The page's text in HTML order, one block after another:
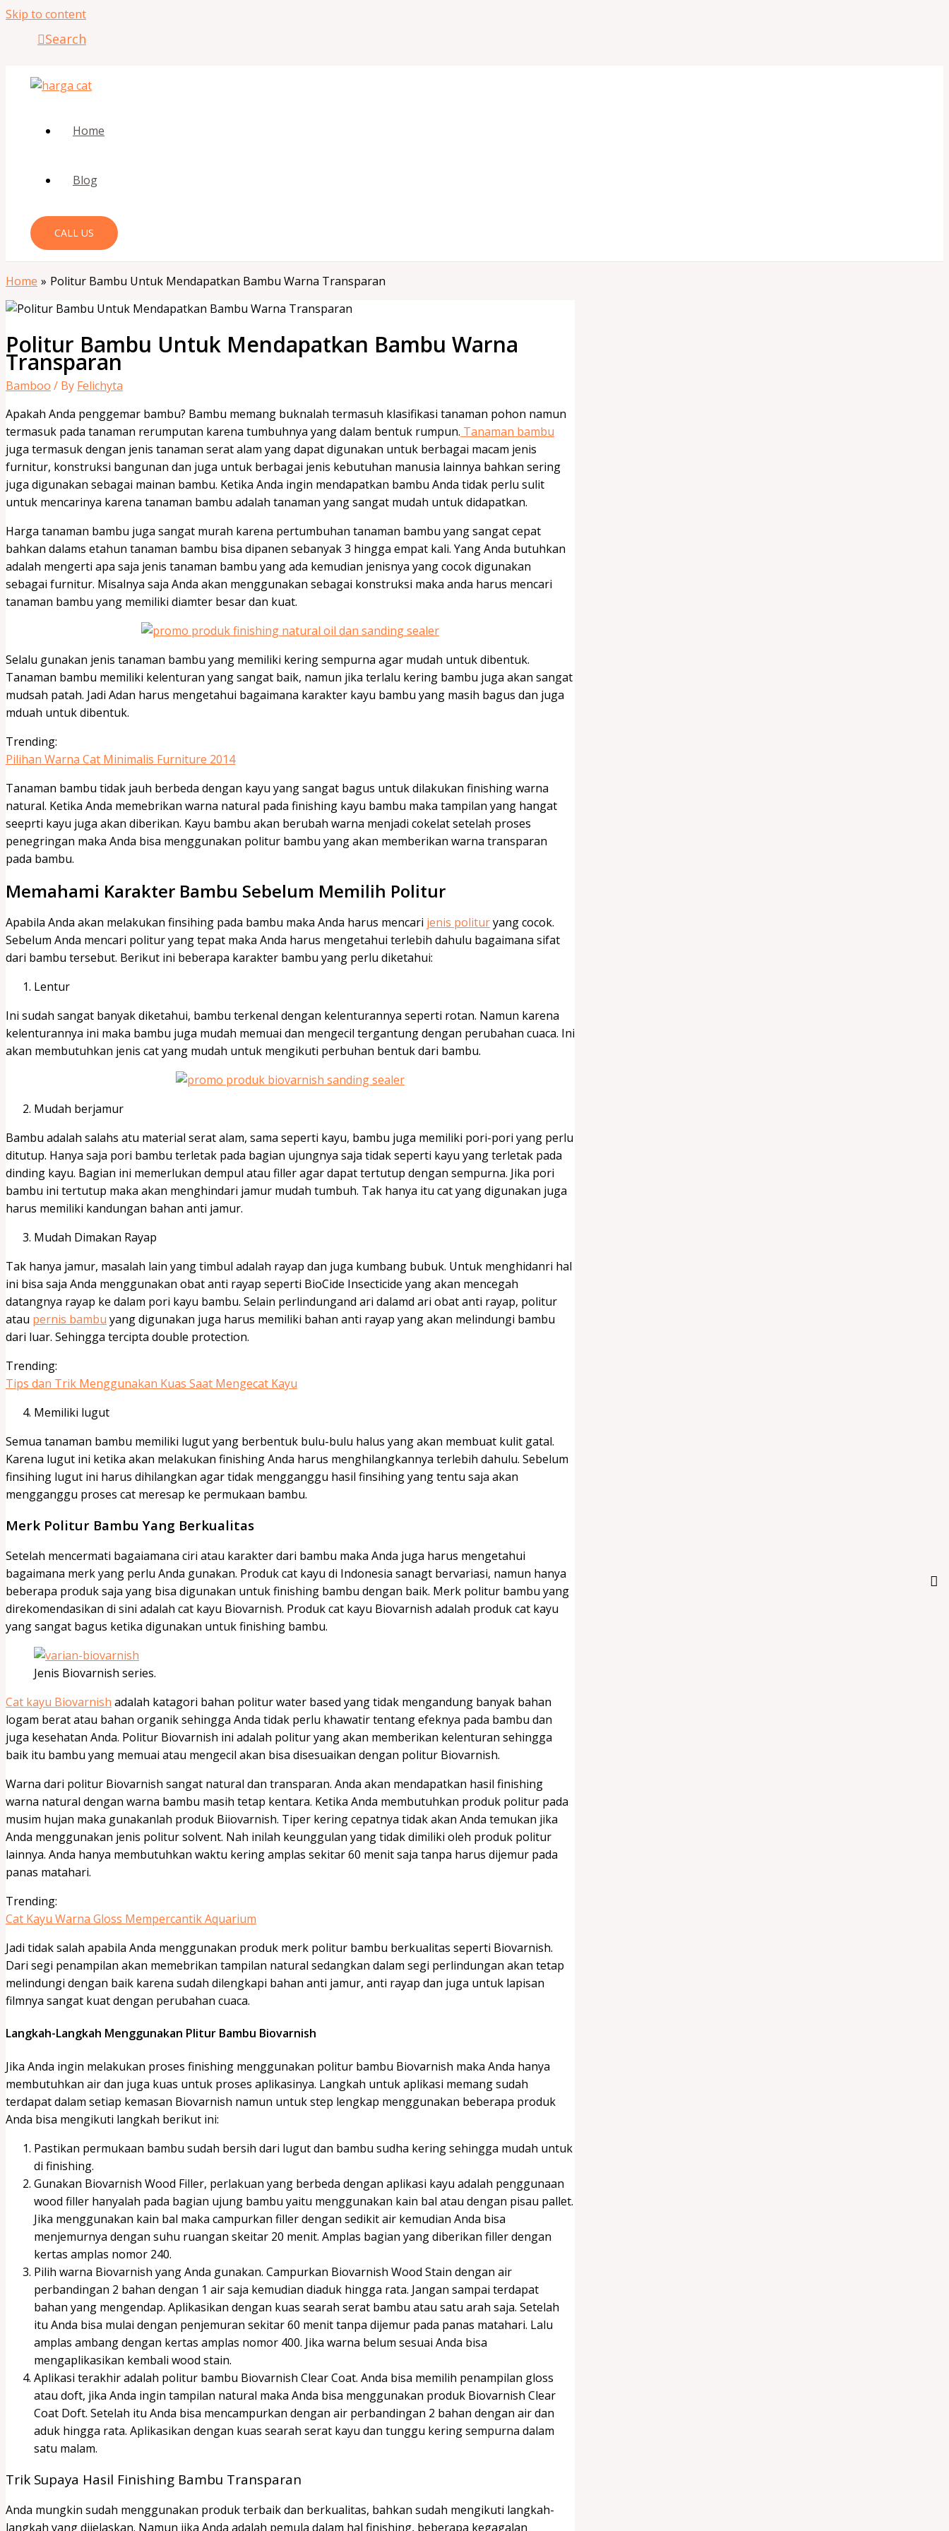
Skip to content
Search
Home
Blog
CALL US
Home Politur Bambu Untuk Mendapatkan Bambu Warna Transparan
Politur Bambu Untuk Mendapatkan Bambu Warna
Transparan
Bamboo / By Felichyta
Apakah Anda penggemar bambu? Bambu memang buknalah termasuh klasifikasi tanaman pohon namun
termasuk pada tanaman rerumputan karena tumbuhnya yang dalam bentuk rumpun. Tanaman bambu
juga termasuk dengan jenis tanaman serat alam yang dapat digunakan untuk berbagai macam jenis
furnitur, konstruksi bangunan dan juga untuk berbagai jenis kebutuhan manusia lainnya bahkan sering
juga digunakan sebagai mainan bambu. Ketika Anda ingin mendapatkan bambu Anda tidak perlu sulit
untuk mencarinya karena tanaman bambu adalah tanaman yang sangat mudah untuk didapatkan.
Harga tanaman bambu juga sangat murah karena pertumbuhan tanaman bambu yang sangat cepat
bahkan dalams etahun tanaman bambu bisa dipanen sebanyak 3 hingga empat kali. Yang Anda butuhkan
adalah mengerti apa saja jenis tanaman bambu yang ada kemudian jenisnya yang cocok digunakan
sebagai furnitur. Misalnya saja Anda akan menggunakan sebagai konstruksi maka anda harus mencari
tanaman bambu yang memiliki diamter besar dan kuat.
Selalu gunakan jenis tanaman bambu yang memiliki kering sempurna agar mudah untuk dibentuk.
Tanaman bambu memiliki kelenturan yang sangat baik, namun jika terlalu kering bambu juga akan sangat
mudsah patah. Jadi Adan harus mengetahui bagaimana karakter kayu bambu yang masih bagus dan juga
mduah untuk dibentuk.
Trending:
Pilihan Warna Cat Minimalis Furniture 2014
Tanaman bambu tidak jauh berbeda dengan kayu yang sangat bagus untuk dilakukan finishing warna
natural. Ketika Anda memebrikan warna natural pada finishing kayu bambu maka tampilan yang hangat
seeprti kayu juga akan diberikan. Kayu bambu akan berubah warna menjadi cokelat setelah proses
penegringan maka Anda bisa menggunakan politur bambu yang akan memberikan warna transparan
pada bambu.
Memahami Karakter Bambu Sebelum Memilih Politur
Apabila Anda akan melakukan finsihing pada bambu maka Anda harus mencari jenis polituryang cocok.
Sebelum Anda mencari politur yang tepat maka Anda harus mengetahui terlebih dahulu bagaimana sifat
dari bambu tersebut. Berikut ini beberapa karakter bambu yang perlu diketahui:
Lentur
Ini sudah sangat banyak diketahui, bambu terkenal dengan kelenturannya seperti rotan. Namun karena
kelenturannya ini maka bambu juga mudah memuai dan mengecil tergantung dengan perubahan cuaca. Ini
akan membutuhkan jenis cat yang mudah untuk mengikuti perbuhan bentuk dari bambu.
Mudah berjamur
Bambu adalah salahs atu material serat alam, sama seperti kayu, bambu juga memiliki pori-pori yang perlu
ditutup. Hanya saja pori bambu terletak pada bagian ujungnya saja tidak seperti kayu yang terletak pada
dinding kayu. Bagian ini memerlukan dempul atau filler agar dapat tertutup dengan sempurna. Jika pori
bambu ini tertutup maka akan menghindari jamur mudah tumbuh. Tak hanya itu cat yang digunakan juga
harus memiliki kandungan bahan anti jamur.
Mudah Dimakan Rayap
Tak hanya jamur, masalah lain yang timbul adalah rayap dan juga kumbang bubuk. Untuk menghidanri hal
ini bisa saja Anda menggunakan obat anti rayap seperti BioCide Insecticide yang akan mencegah
datangnya rayap ke dalam pori kayu bambu. Selain perlindungand ari dalamd ari obat anti rayap, politur
atau pernis bambu yang digunakan juga harus memiliki bahan anti rayap yang akan melindungi bambu
dari luar. Sehingga tercipta double protection.
Trending:
Tips dan Trik Menggunakan Kuas Saat Mengecat Kayu
Memiliki lugut
Semua tanaman bambu memiliki lugut yang berbentuk bulu-bulu halus yang akan membuat kulit gatal.
Karena lugut ini ketika akan melakukan finishing Anda harus menghilangkannya terlebih dahulu. Sebelum
finsihing lugut ini harus dihilangkan agar tidak mengganggu hasil finsihing yang tentu saja akan
mengganggu proses cat meresap ke permukaan bambu.
Merk Politur Bambu Yang Berkualitas
Setelah mencermati bagaiamana ciri atau karakter dari bambu maka Anda juga harus mengetahui
bagaimana merk yang perlu Anda gunakan. Produk cat kayu di Indonesia sanagt bervariasi, namun hanya
beberapa produk saja yang bisa digunakan untuk finishing bambu dengan baik. Merk politur bambu yang
direkomendasikan di sini adalah cat kayu Biovarnish. Produk cat kayu Biovarnish adalah produk cat kayu
yang sangat bagus ketika digunakan untuk finishing bambu.
Jenis Biovarnish series.
Cat kayu Biovarnish adalah katagori bahan politur water based yang tidak mengandung banyak bahan
logam berat atau bahan organik sehingga Anda tidak perlu khawatir tentang efeknya pada bambu dan
juga kesehatan Anda. Politur Biovarnish ini adalah politur yang akan memberikan kelenturan sehingga
baik itu bambu yang memuai atau mengecil akan bisa disesuaikan dengan politur Biovarnish.
Warna dari politur Biovarnish sangat natural dan transparan. Anda akan mendapatkan hasil finishing
warna natural dengan warna bambu masih tetap kentara. Ketika Anda membutuhkan produk politur pada
musim hujan maka gunakanlah produk Biiovarnish. Tiper kering cepatnya tidak akan Anda temukan jika
Anda menggunakan jenis politur solvent. Nah inilah keunggulan yang tidak dimiliki oleh produk politur
lainnya. Anda hanya membutuhkan waktu kering amplas sekitar 60 menit saja tanpa harus dijemur pada
panas matahari.
Trending:
Cat Kayu Warna Gloss Mempercantik Aquarium
Jadi tidak salah apabila Anda menggunakan produk merk politur bambu berkualitas seperti Biovarnish.
Dari segi penampilan akan memebrikan tampilan natural sedangkan dalam segi perlindungan akan tetap
melindungi dengan baik karena sudah dilengkapi bahan anti jamur, anti rayap dan juga untuk lapisan
filmnya sangat kuat dengan perubahan cuaca.
Langkah-Langkah Menggunakan Plitur Bambu Biovarnish
Jika Anda ingin melakukan proses finishing menggunakan politur bambu Biovarnish maka Anda hanya
membutuhkan air dan juga kuas untuk proses aplikasinya. Langkah untuk aplikasi memang sudah
terdapat dalam setiap kemasan Biovarnish namun untuk step lengkap menggunakan beberapa produk
Anda bisa mengikuti langkah berikut ini:
Pastikan permukaan bambu sudah bersih dari lugut dan bambu sudha kering sehingga mudah untuk
di finishing.
Gunakan Biovarnish Wood Filler, perlakuan yang berbeda dengan aplikasi kayu adalah penggunaan
wood filler hanyalah pada bagian ujung bambu yaitu menggunakan kain bal atau dengan pisau pallet.
Jika menggunakan kain bal maka campurkan filler dengan sedikit air kemudian Anda bisa
menjemurnya dengan suhu ruangan skeitar 20 menit. Amplas bagian yang diberikan filler dengan
kertas amplas nomor 240.
Pilih warna Biovarnish yang Anda gunakan. Campurkan Biovarnish Wood Stain dengan air
perbandingan 2 bahan dengan 1 air saja kemudian diaduk hingga rata. Jangan sampai terdapat
bahan yang mengendap. Aplikasikan dengan kuas searah serat bambu atau satu arah saja. Setelah
itu Anda bisa mulai dengan penjemuran sekitar 60 menit tanpa dijemur pada panas matahari. Lalu
amplas ambang dengan kertas amplas nomor 400. Jika warna belum sesuai Anda bisa
mengaplikasikan kembali wood stain.
Aplikasi terakhir adalah politur bambu Biovarnish Clear Coat. Anda bisa memilih penampilan gloss
atau doft, jika Anda ingin tampilan natural maka Anda bisa menggunakan produk Biovarnish Clear
Coat Doft. Setelah itu Anda bisa mencampurkan dengan air perbandingan 2 bahan dengan air dan
aduk hingga rata. Aplikasikan dengan kuas searah serat kayu dan tunggu kering sempurna dalam
satu malam.
Trik Supaya Hasil Finishing Bambu Transparan
Anda mungkin sudah menggunakan produk terbaik dan berkualitas, bahkan sudah mengikuti langkah-
langkah yang dijelaskan. Namun jika Anda adalah pemula dalam hal finishing, beberapa kegagalan